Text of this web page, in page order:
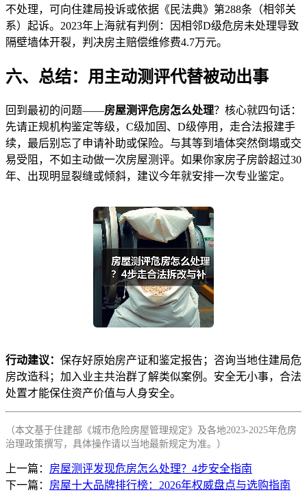
不处理，可向住建局投诉或依据《民法典》第288条（相邻关
系）起诉。2023年上海就有判例：因相邻D级危房未处理导致
隔壁墙体开裂，判决房主赔偿维修费4.7万元。
六、总结：用主动测评代替被动出事
回到最初的问题——房屋测评危房怎么处理？核心就四句话：
先请正规机构鉴定等级，C级加固、D级停用，走合法报建手
续，最后别忘了申请补助或保险。与其等到墙体突然倒塌或交
易受阻，不如主动做一次房屋测评。如果你家房子房龄超过30
年、出现明显裂缝或倾斜，建议今年就安排一次专业鉴定。
行动建议： 保存好原始房产证和鉴定报告；咨询当地住建局危
房改造科；加入业主共治群了解类似案例。安全无小事，合法
处置才能保住资产价值与人身安全。
（本文基于住建部《城市危险房屋管理规定》及各地2023-2025年危房
治理政策撰写，具体操作请以当地最新规定为准。）
上一篇： 房屋测评发现危房怎么处理？4步安全指南
下一篇： 房屋十大品牌排行榜：2026年权威盘点与选购指南